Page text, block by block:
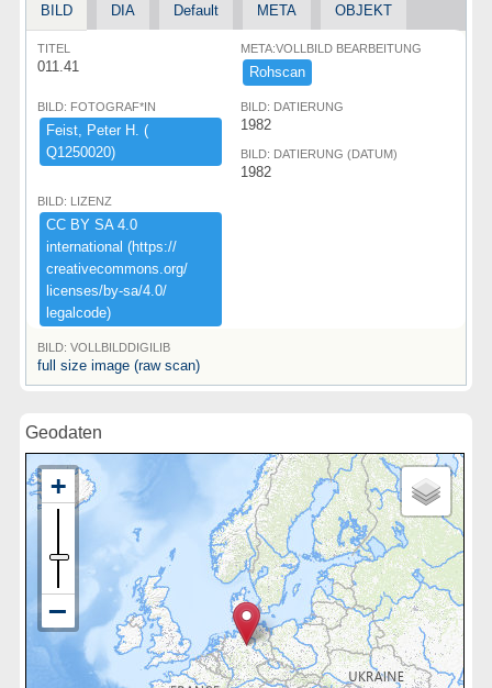
BILD DIA Default META OBJEKT
TITEL
011.41
META:VOLLBILD BEARBEITUNG
Rohscan
BILD: FOTOGRAF*IN
Feist,​ ​Peter ​H.​ ​(​
Q1250020)​
BILD: DATIERUNG
1982
BILD: DATIERUNG (DATUM)
1982
BILD: LIZENZ
CC ​BY ​SA ​4.​0 ​
international ​(​https:​/​/​
creativecommons.​org/​
licenses/​by-​sa/​4.​0/​
legalcode)​
BILD: VOLLBILDDIGILIB
full size image (raw scan)
Geodaten